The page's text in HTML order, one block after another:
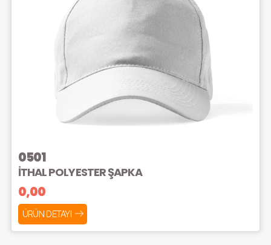
0501
İTHAL POLYESTER ŞAPKA
0,00
ÜRÜN DETAYI